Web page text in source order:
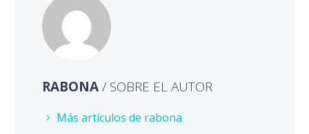
RABONA/ SOBRE EL AUTOR
Más artículos de rabona